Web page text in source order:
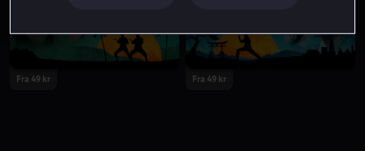
Fra 49 kr Fra 49 kr